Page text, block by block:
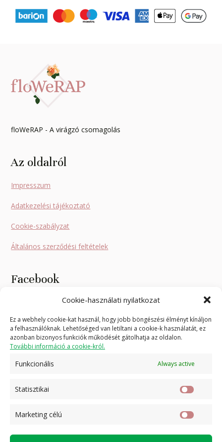
Cookie-használati nyilatkozat
Ez a webhely cookie-kat használ, hogy jobb böngészési élményt kínáljon
a felhasználóknak. Lehetőséged van letiltani a cookie-k használatát, ez
azonban bizonyos funkciók működését gátolhatja az oldalon.
További információ a cookie-król.
Funkcionális Always active
Statisztikai
Marketing célú
célú
Footer
floWeRAP - A virágzó csomagolás
Az oldalról
Impresszum
Adatkezelési tájékoztató
Cookie-szabályzat
Általános szerződési feltételek
Facebook
Click to accept marketing cookies and